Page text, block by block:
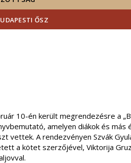
ŐSZ
10-én került megrendezésre a
amelyen diákok és más
vettek. A rendezvényen Szvák
a kötet szerzőjével, Viktorija